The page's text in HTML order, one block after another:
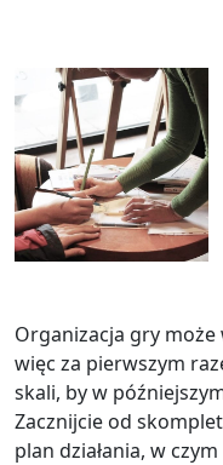
Organizacja gry
więc za pierwszym
skali, by w
Zacznijcie od
plan działania, w